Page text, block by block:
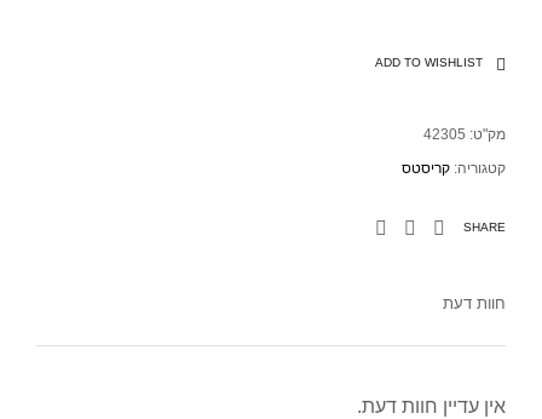
ADD TO WISHLIST
מק"ט: 42305
קטגוריה: קריסטס
SHARE
חוות דעת
אין עדיין חוות דעת.